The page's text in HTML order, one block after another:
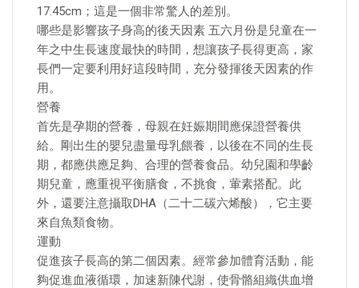
17.45cm；這是一個非常驚人的差別。
哪些是影響孩子身高的後天因素 五六月份是兒童在一
年之中生長速度最快的時間，想讓孩子長得更高，家
長們一定要利用好這段時間，充分發揮後天因素的作
用。
營養
首先是孕期的營養，母親在妊娠期間應保證營養供
給。剛出生的嬰兒盡量母乳餵養，以後在不同的生長
期，都應供應足夠、合理的營養食品。幼兒園和學齡
期兒童，應重視平衡膳食，不挑食，葷素搭配。此
外，還要注意攝取DHA（二十二碳六烯酸），它主要
來自魚類食物。
運動
促進孩子長高的第二個因素。經常參加體育活動，能
夠促進血液循環，加速新陳代謝，使骨骼組織供血增